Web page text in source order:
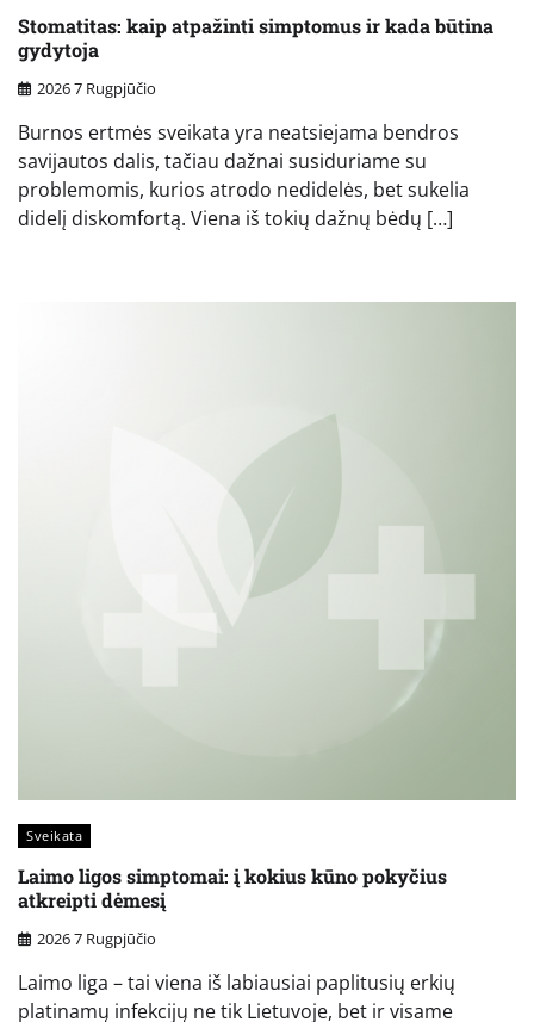
Stomatitas: kaip atpažinti simptomus ir kada būtina
gydytoja
2026 7 Rugpjūčio
Burnos ertmės sveikata yra neatsiejama bendros
savijautos dalis, tačiau dažnai susiduriame su
problemomis, kurios atrodo nedidelės, bet sukelia
didelį diskomfortą. Viena iš tokių dažnų bėdų […]
Sveikata
Laimo ligos simptomai: į kokius kūno pokyčius
atkreipti dėmesį
2026 7 Rugpjūčio
Laimo liga – tai viena iš labiausiai paplitusių erkių
platinamų infekcijų ne tik Lietuvoje, bet ir visame